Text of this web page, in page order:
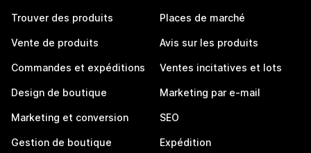
Trouver des produits
Vente de produits
Commandes et expéditions
Design de boutique
Marketing et conversion
Gestion de boutique
Places de marché
Avis sur les produits
Ventes incitatives et lots
Marketing par e-mail
SEO
Expédition